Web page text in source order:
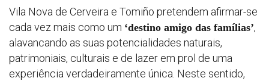
&
Últimas
Vila Nova de Cerveira e Tomiño pretendem afirmar-se
cada vez mais como um ‘destino amigo das famílias’,
alavancando as suas potencialidades naturais,
patrimoniais, culturais e de lazer em prol de uma
experiência verdadeiramente única. Neste sentido,